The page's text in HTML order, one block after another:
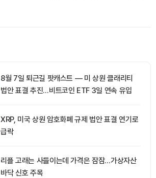
8월 7일 퇴근길 팟캐스트 — 미 상원 클래리티
법안 표결 추진…비트코인 ETF 3일 연속 유입
XRP, 미국 상원 암호화폐 규제 법안 표결 연기로
급락
리플 고래는 사들이는데 가격은 잠잠…가상자산
바닥 신호 주목